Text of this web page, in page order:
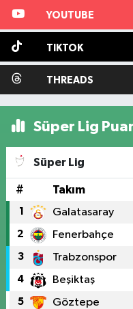
YOUTUBE
TIKTOK
THREADS
Süper Lig
Süper Lig
# Takım
1 Galatasaray
2 Fenerbahçe
3 Trabzonspor
4 Beşiktaş
5 Göztepe